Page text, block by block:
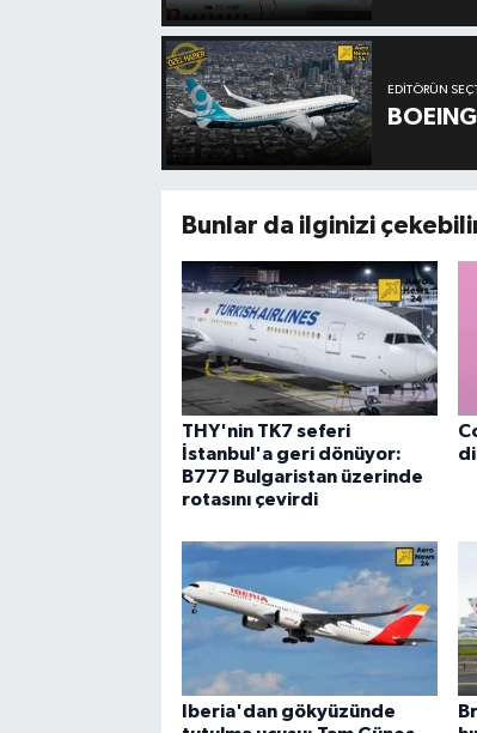
EDITÖRÜN
Bunlar da ilginizi
THY'nin TK7 seferi
İstanbul'a geri dönüyor:
B777 Bulgaristan üzerinde
rotasını çevirdi
Iberia'dan gökyüzünde